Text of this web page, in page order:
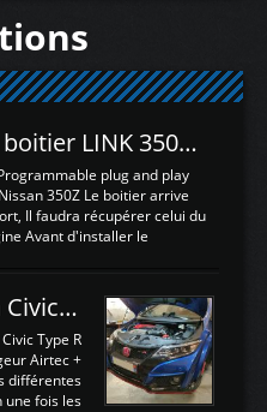
Test du boitier LINK 350Z Plugin ECU
plug and play
350Z Le boitier arrive
Il faudra récupérer celui du
Avant d'installer le
de la large bande
sydney sweeney deepfake
de l'afr sera connectée sur
8 et GndAN pour
Volt car l'information est une
résistance variable d'un
Préparation Honda Civic Type R FK2
Type R
Airtec +
différentes
une fois les